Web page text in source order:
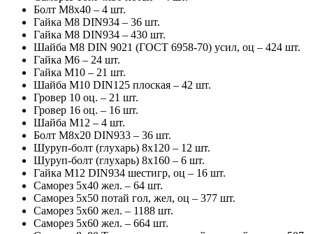
Болт М8х40 – 4 шт.
Гайка М8 DIN934 – 36 шт.
Гайка М8 DIN934 – 430 шт.
Шайба М8 DIN 9021 (ГОСТ 6958-70) усил, оц – 424 шт.
Гайка М6 – 24 шт.
Гайка М10 – 21 шт.
Шайба М10 DIN125 плоская – 42 шт.
Гровер 10 оц. – 21 шт.
Гровер 16 оц. – 16 шт.
Шайба М12 – 4 шт.
Болт М8х20 DIN933 – 36 шт.
Шуруп-болт (глухарь) 8х120 – 12 шт.
Шуруп-болт (глухарь) 8х160 – 6 шт.
Гайка М12 DIN934 шестигр, оц – 16 шт.
Саморез 5х40 жел. – 64 шт.
Саморез 5х50 потай гол, жел, оц – 377 шт.
Саморез 5х60 жел. – 1188 шт.
Саморез 5х60 жел. – 664 шт.